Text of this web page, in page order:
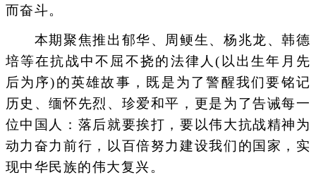
而奋斗。
本期聚焦推出郁华、周鲠生、杨兆龙、韩德
培等在抗战中不屈不挠的法律人(以出生年月先
后为序)的英雄故事，既是为了警醒我们要铭记
历史、缅怀先烈、珍爱和平，更是为了告诫每一
位中国人：落后就要挨打，要以伟大抗战精神为
动力奋力前行，以百倍努力建设我们的国家，实
现中华民族的伟大复兴。